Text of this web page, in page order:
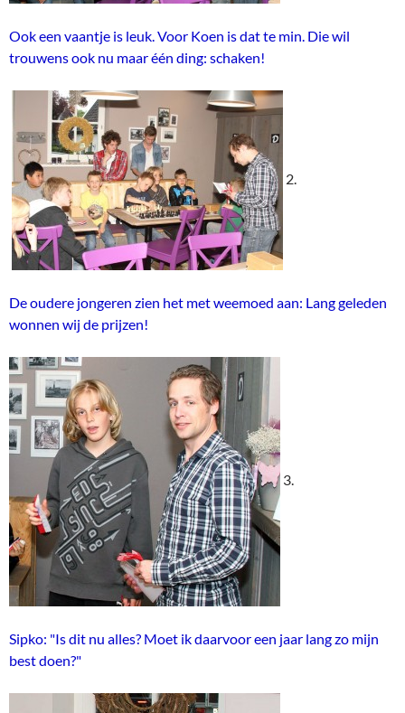
Ook een vaantje is leuk. Voor Koen is dat te min. Die wil
trouwens ook nu maar één ding: schaken!
2.
De oudere jongeren zien het met weemoed aan: Lang geleden
wonnen wij de prijzen!
3.
Sipko: "Is dit nu alles? Moet ik daarvoor een jaar lang zo mijn
best doen?"